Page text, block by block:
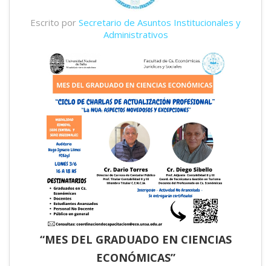
Escrito por Secretario de Asuntos Institucionales y
Administrativos
“MES DEL GRADUADO EN CIENCIAS
ECONÓMICAS”